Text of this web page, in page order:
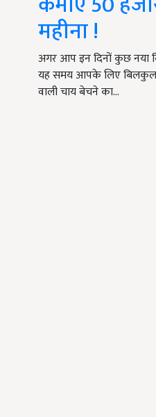
महीना !
अगर आप इन दिनों कुछ नया
यह समय आपके लिए बिलकुल
वाली चाय बेचने का…